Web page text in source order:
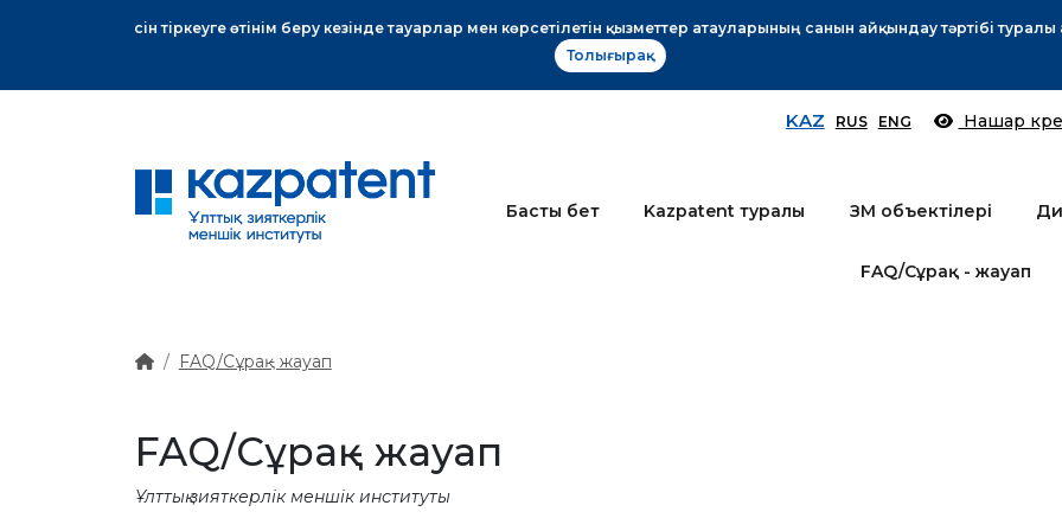
Өтінім берушілер назарына! Толығырақ
KAZ RUS ENG Нашар
Басты бет Kazpatent туралы ЗМ объектілері
FAQ/Сұрақ - жауап
FAQ/Сұрақ - жауап
FAQ/Сұрақ - жауап
Ұлттық зияткерлік меншік институты